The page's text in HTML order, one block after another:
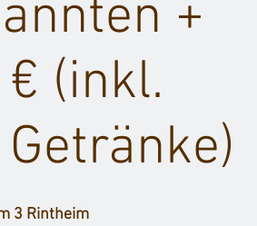
+
(inkl.
3 Rintheim